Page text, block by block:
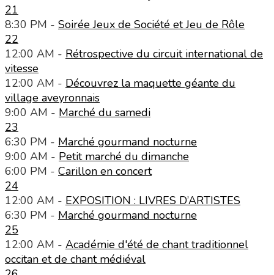
21
8:30 PM - Soirée Jeux de Société et Jeu de Rôle
22
12:00 AM - Rétrospective du circuit international de
vitesse
12:00 AM - Découvrez la maquette géante du
village aveyronnais
9:00 AM - Marché du samedi
23
6:30 PM - Marché gourmand nocturne
9:00 AM - Petit marché du dimanche
6:00 PM - Carillon en concert
24
12:00 AM - EXPOSITION : LIVRES D’ARTISTES
6:30 PM - Marché gourmand nocturne
25
12:00 AM - Académie d'été de chant traditionnel
occitan et de chant médiéval